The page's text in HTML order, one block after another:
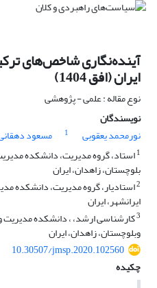
آینده‌نگاری شاخص‌های
ایران (افق 1404)
نوع مقاله : علمی - پژوهشی
نویسندگان
نورمحمد یعقوبی
1 مسعود
1استاد، گروه مدیریت، دانشکده
بلوچستان، زاهدان، ایران
2استادیار، گروه مدیریت، دانشکده
ایرانشهر، ایران
3کارشناسی ارشد، ، دانشکده مدیریت
وبلوچستان، زاهدان، ایران
10.30507/jmsp.2020.102560
چکیده